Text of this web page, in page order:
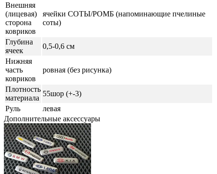
Внешняя
(лицевая)
сторона
ковриков
ячейки СОТЫ/РОМБ (напоминающие пчелиные
соты)
Глубина
ячеек
0,5-0,6 см
Нижняя
часть
ковриков
ровная (без рисунка)
Плотность
материала
55шор (+-3)
Руль
левая
Дополнительные аксессуары